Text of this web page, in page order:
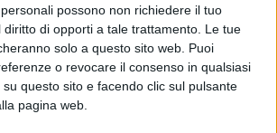
possono non richiedere il tuo
diritto di opporti a tale trattamento. Le tue
solo a questo sito web. Puoi
o revocare il consenso in qualsiasi
questo sito e facendo clic sul pulsante
pagina web.
incontri ed allenamenti martedì 17
comunale "Di Liddo" di Bisceglie dalle
Stessa modalità prevista al venerdì.
tutti i bambini e ragazzi che abbiamo